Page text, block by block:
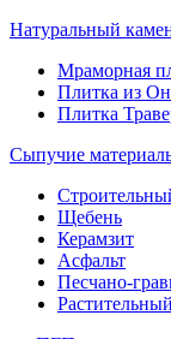
Натуральный
Мраморная
Плитка из
Плитка
Сыпучие
Щебень
Керамзит
Асфальт
Песчано-